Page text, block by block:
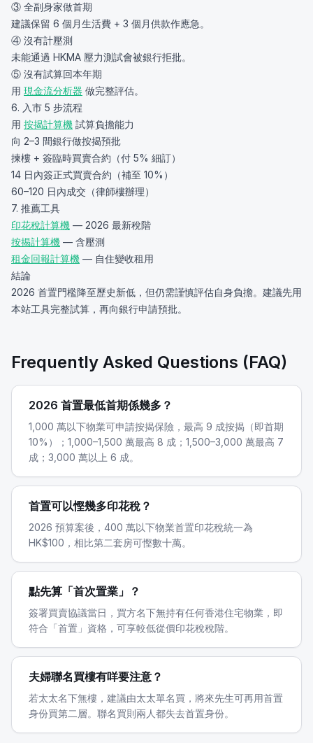
③ 全副身家做首期
建議保留 6 個月生活費 + 3 個月供款作應急。
④ 沒有計壓測
未能通過 HKMA 壓力測試會被銀行拒批。
⑤ 沒有試算回本年期
用 現金流分析器 做完整評估。
6. 入市 5 步流程
用 按揭計算機 試算負擔能力
向 2–3 間銀行做按揭預批
揀樓 + 簽臨時買賣合約（付 5% 細訂）
14 日內簽正式買賣合約（補至 10%）
60–120 日內成交（律師樓辦理）
7. 推薦工具
印花稅計算機 — 2026 最新稅階
按揭計算機 — 含壓測
租金回報計算機 — 自住變收租用
結論
2026 首置門檻降至歷史新低，但仍需謹慎評估自身負擔。建議先用
本站工具完整試算，再向銀行申請預批。
Frequently Asked Questions (FAQ)
2026 首置最低首期係幾多？
1,000 萬以下物業可申請按揭保險，最高 9 成按揭（即首期
10%）；1,000–1,500 萬最高 8 成；1,500–3,000 萬最高 7
成；3,000 萬以上 6 成。
首置可以慳幾多印花稅？
2026 預算案後，400 萬以下物業首置印花稅統一為
HK$100，相比第二套房可慳數十萬。
點先算「首次置業」？
簽署買賣協議當日，買方名下無持有任何香港住宅物業，即
符合「首置」資格，可享較低從價印花稅稅階。
夫婦聯名買樓有咩要注意？
若太太名下無樓，建議由太太單名買，將來先生可再用首置
身份買第二層。聯名買則兩人都失去首置身份。